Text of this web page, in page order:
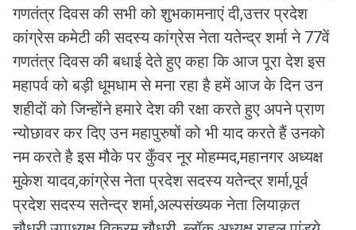
गणतंत्र दिवस की सभी को शुभकामनाएं दी,उत्तर प्रदेश
कांग्रेस कमेटी की सदस्य कांग्रेस नेता यतेन्द्र शर्मा ने 77वें
गणतंत्र दिवस की बधाई देते हुए कहा कि आज पूरा देश इस
महापर्व को बड़ी धूमधाम से मना रहा है हमें आज के दिन उन
शहीदों को जिन्होंने हमारे देश की रक्षा करते हुए अपने प्राण
न्योछावर कर दिए उन महापुरुषों को भी याद करते हैं उनको
नम करते है इस मौके पर कुँवर नूर मोहम्मद,महानगर अध्यक्ष
मुकेश यादव,कांग्रेस नेता प्रदेश सदस्य यतेन्द्र शर्मा,पूर्व
प्रदेश सदस्य सतेन्द्र शर्मा,अल्पसंख्यक नेता लियाक़त